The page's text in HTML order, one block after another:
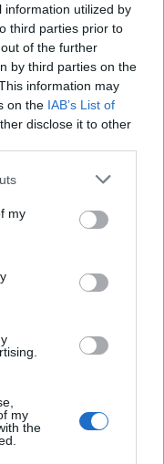
information utilized by
third parties prior to
of the further
by third parties on the
information may
on the IAB’s List of
disclose it to other
my
my
the
nie zaszłam
więc nie mogę
jestem w 22
testu w tym
żeby się nie
dla rodziny i
coś z pochwy
moczu
dla rodziny i